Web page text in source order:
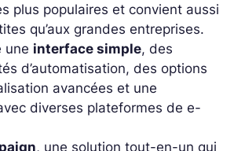
plus populaires et convient aussi
qu’aux grandes entreprises.
une interface simple, des
d’automatisation, des options
avancées et une
diverses plateformes de e-
, une solution tout-en-un qui